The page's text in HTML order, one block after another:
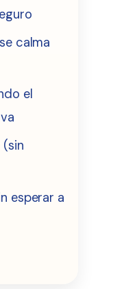
calma
el
esperar a